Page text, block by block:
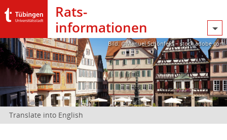
Rats­
informationen
Bild: @Manuel Schönfeld – stock.adobe.com
Translate into English